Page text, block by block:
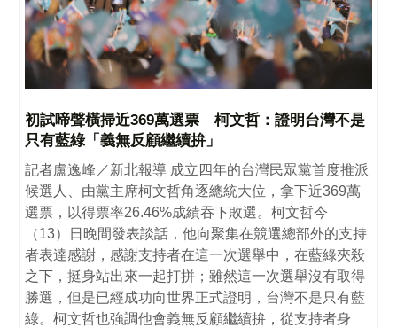
初試啼聲橫掃近369萬選票 柯文哲：證明台灣不是
只有藍綠「義無反顧繼續拚」
記者盧逸峰／新北報導 成立四年的台灣民眾黨首度推派
候選人、由黨主席柯文哲角逐總統大位，拿下近369萬
選票，以得票率26.46%成績吞下敗選。柯文哲今
（13）日晚間發表談話，他向聚集在競選總部外的支持
者表達感謝，感謝支持者在這一次選舉中，在藍綠夾殺
之下，挺身站出來一起打拼；雖然這一次選舉沒有取得
勝選，但是已經成功向世界正式證明，台灣不是只有藍
綠。柯文哲也強調他會義無反顧繼續拚，從支持者身